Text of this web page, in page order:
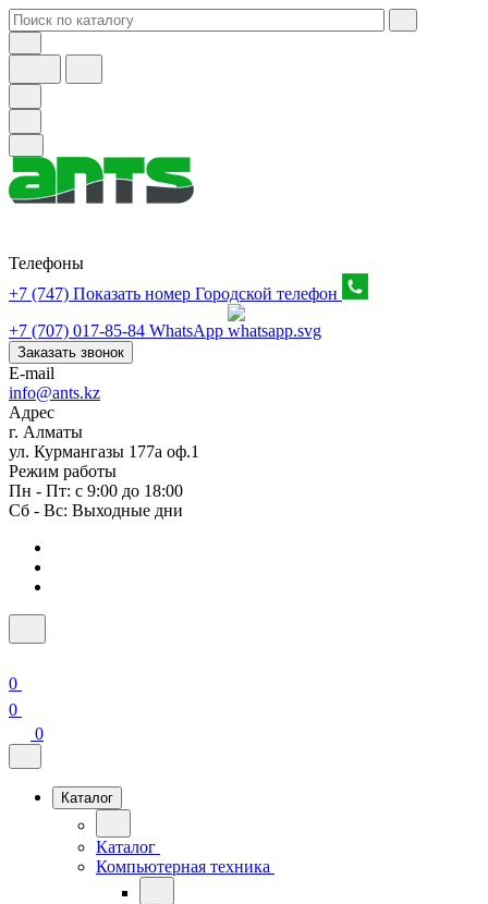
Телефоны
+7 (747) Показать номер Городской телефон
+7 (707) 017-85-84 WhatsApp
Заказать звонок
E-mail
info@ants.kz
Адрес
г. Алматы
ул. Курмангазы 177а оф.1
Режим работы
Пн - Пт: с 9:00 до 18:00
Сб - Вс: Выходные дни
0
0
0
Каталог
Каталог
Компьютерная техника